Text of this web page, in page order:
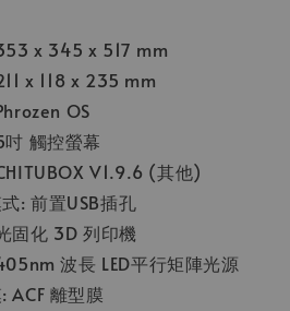
x 345 x 517 mm
x 118 x 235 mm
OS
觸控螢幕
V1.9.6 (其他)
: 前置USB插孔
固化 3D 列印機
波長 LED平行矩陣光源
ACF 離型膜